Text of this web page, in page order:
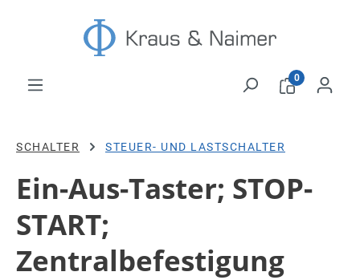
Zum Hauptinhalt springen
0
SCHALTER STEUER- UND LASTSCHALTER
Ein-Aus-Taster; STOP-
START;
Zentralbefestigung